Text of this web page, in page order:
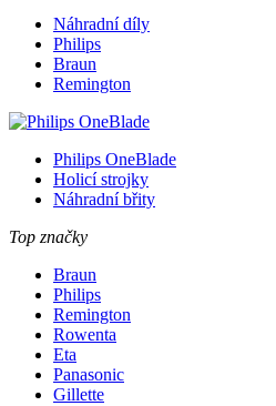
Náhradní díly
Philips
Braun
Remington
Philips OneBlade
Holicí strojky
Náhradní břity
Top značky
Braun
Philips
Remington
Rowenta
Eta
Panasonic
Gillette